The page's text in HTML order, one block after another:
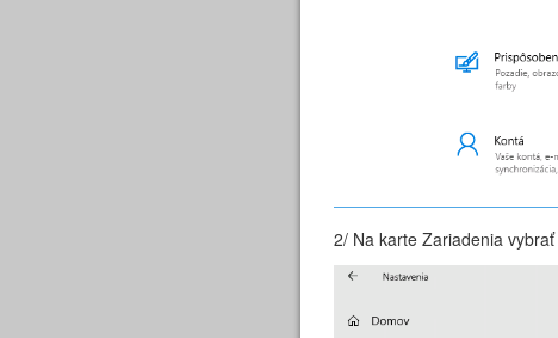
2/ Na karte Zariadenia